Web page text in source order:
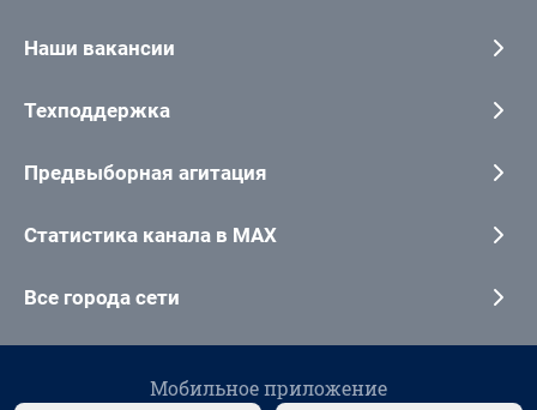
Наши вакансии
Техподдержка
Предвыборная агитация
Статистика канала в MAX
Все города сети
Мобильное приложение